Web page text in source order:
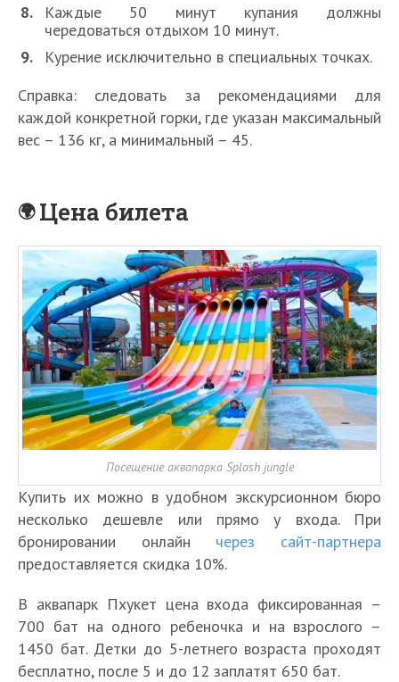
Каждые 50 минут купания должны
чередоваться отдыхом 10 минут.
Курение исключительно в специальных точках.
Справка: следовать за рекомендациями для
каждой конкретной горки, где указан максимальный
вес – 136 кг, а минимальный – 45.
Цена билета
Посещение аквапарка Splash jungle
Купить их можно в удобном экскурсионном бюро
несколько дешевле или прямо у входа. При
бронировании онлайн через сайт-партнера
предоставляется скидка 10%.
В аквапарк Пхукет цена входа фиксированная –
700 бат на одного ребеночка и на взрослого –
1450 бат. Детки до 5-летнего возраста проходят
бесплатно, после 5 и до 12 заплатят 650 бат.